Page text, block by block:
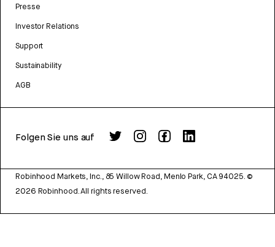
Presse
Investor Relations
Support
Sustainability
AGB
Folgen Sie uns auf
Robinhood Markets, Inc., 85 Willow Road, Menlo Park, CA 94025. ©
2026 Robinhood. All rights reserved.